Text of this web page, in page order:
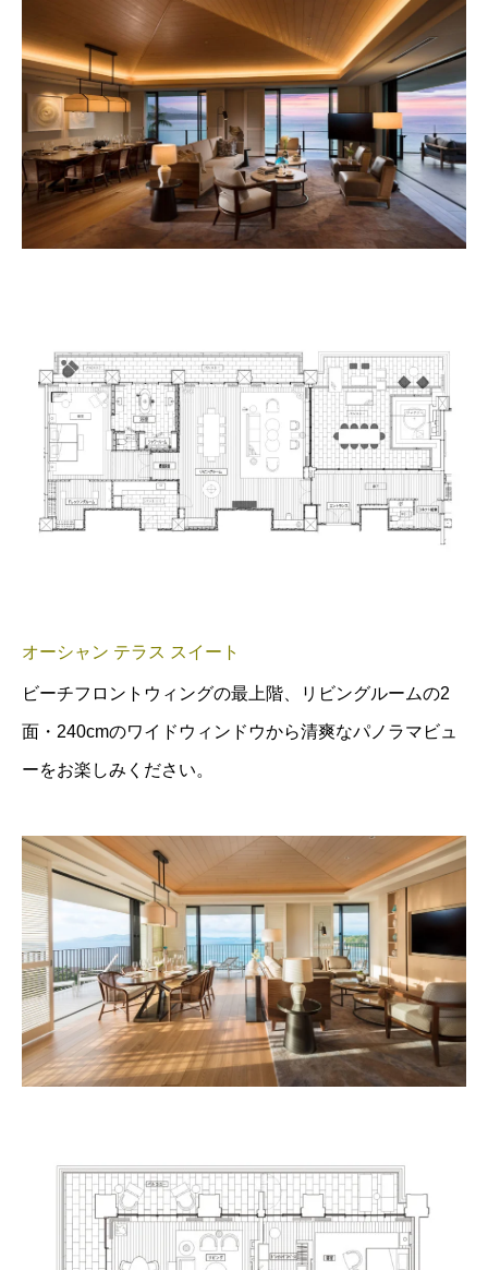
オーシャン テラス スイート
ビーチフロントウィングの最上階、リビングルームの2
面・240cmのワイドウィンドウから清爽なパノラマビュ
ーをお楽しみください。